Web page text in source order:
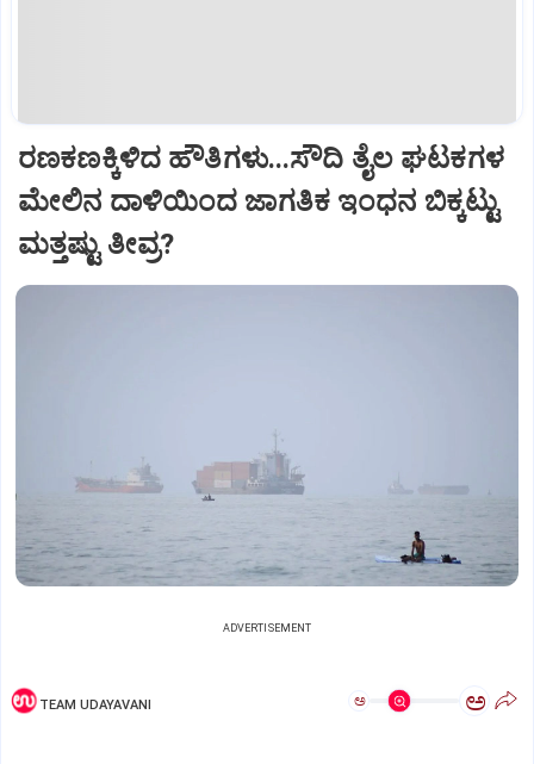
ರಣಕಣಕ್ಕಿಳಿದ ಹೌತಿಗಳು...ಸೌದಿ ತೈಲ ಘಟಕಗಳ
ಮೇಲಿನ ದಾಳಿಯಿಂದ ಜಾಗತಿಕ ಇಂಧನ ಬಿಕ್ಕಟ್ಟು
ಮತ್ತಷ್ಟು ತೀವ್ರ?
ADVERTISEMENT
TEAM UDAYAVANI ಅ ಅ